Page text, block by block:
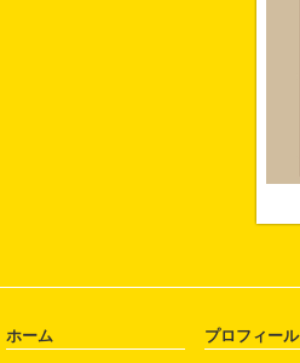
ホーム プロフィール